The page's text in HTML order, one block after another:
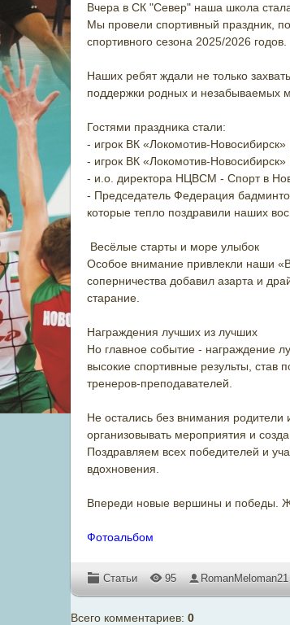
Вчера в СК "Север" наша школа
Мы провели спортивный праздник,
спортивного сезона 2025/2026 годов.
Наших ребят ждали не только
поддержки родных и незабываемых
️Гостями праздника стали:
- игрок ВК «Локомотив-Новосибирск»
- игрок ВК «Локомотив-
- и.о. директора НЦВСМ - Спорт в
- Председатель Федерация
которые тепло поздравили наших
️ Весёлые старты и море улыбок
Особое внимание привлекли наши
соперничества добавил азарта и
старание.
️Награждения лучших из лучших
Но главное событие - награждение
высокие спортивные результы, став
тренеров-преподавателей.
Не остались без внимания родители
организовывать мероприятия и
Поздравляем всех победителей и
вдохновения.
Впереди новые вершины и победы.
Фотоальбом
Статьи 95 RomanMeloman21
Всего комментариев: 0